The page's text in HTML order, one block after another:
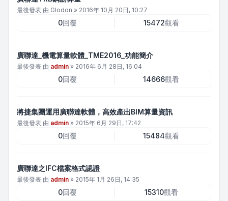
最後發表 由 Glodon » 2016年 10月 20日, 10:27
0回覆 15472觀看
廣聯達_機電算量軟體_TME2016_功能簡介
最後發表 由 admin » 2016年 6月 28日, 16:04
0回覆 14666觀看
將捷集團運用廣聯達軟體，高效產出BIM算量資訊
最後發表 由 admin » 2015年 6月 29日, 17:42
0回覆 15484觀看
廣聯達之IFC檔案格式認證
最後發表 由 admin » 2015年 1月 26日, 14:35
0回覆 15310觀看